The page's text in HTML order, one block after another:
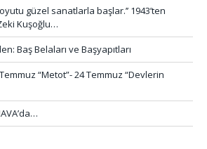
güzel sanatlarla başlar.’’ 1943’ten
Kuşoğlu…
Baş Belaları ve Başyapıtları
“Metot”- 24 Temmuz “Devlerin